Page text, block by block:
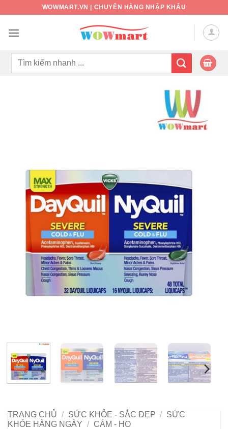
nội
WOWMART.VN | CHUYÊN HÀNG NHẬP KHẨU
Tìm
TRANG CHỦ / SỨC KHỎE - SẮC ĐẸP / SỨC
KHỎE HÀNG NGÀY / CẢM - HO